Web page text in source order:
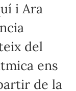
i Ara
del
ens
de la